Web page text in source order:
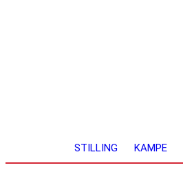
STILLING KAMPE